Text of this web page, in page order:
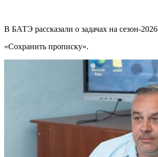
В БАТЭ рассказали о задачах на сезон-2026
«Сохранить прописку».